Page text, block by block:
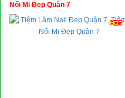
Nối Mi Đẹp Quận 7